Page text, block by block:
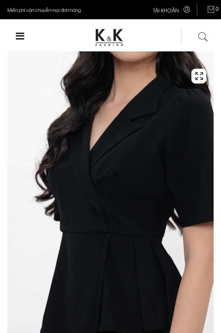
Miễn phí vận chuyển mọi đơn hàng TÀI KHOẢN 0